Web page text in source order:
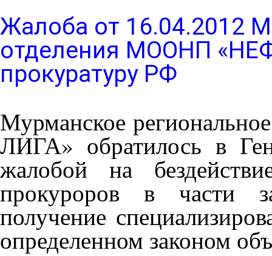
Жалоба от 16.04.2012
отделения МООНП
прокуратуру РФ
Мурманское
ЛИГА» обратилось в
жалобой на
прокуроров в части
получение
определенном законом